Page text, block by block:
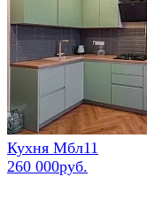
Кухня Мбл11
260 000руб.